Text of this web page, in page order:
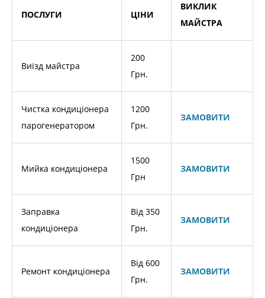
ПОСЛУГИ ЦІНИ
ВИКЛИК
МАЙСТРА
Виїзд майстра
200
Грн.
Чистка кондиціонера
парогенератором
1200
Грн.
ЗАМОВИТИ
Мийка кондиціонера
1500
Грн
ЗАМОВИТИ
Заправка
кондиціонера
Від 350
Грн.
ЗАМОВИТИ
Ремонт кондиціонера
Від 600
Грн.
ЗАМОВИТИ